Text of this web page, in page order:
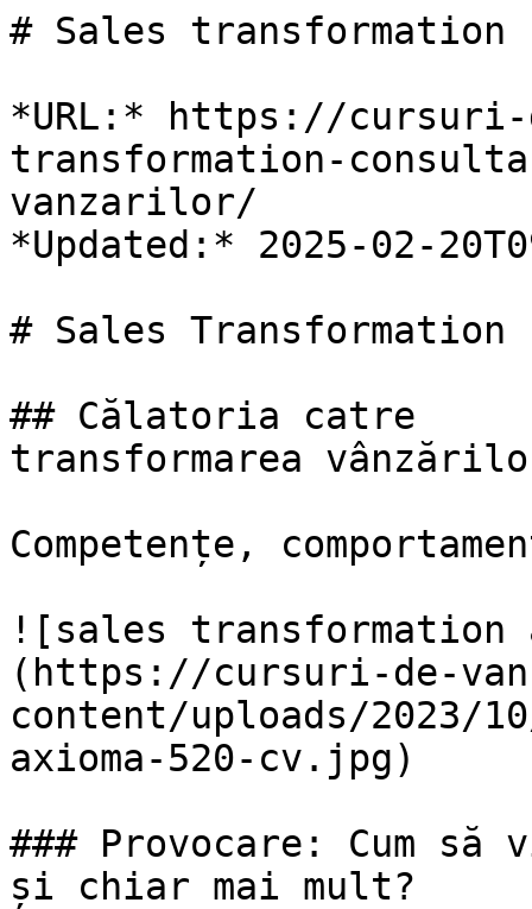
# Sales transformation
*URL:* https://
transformation-
vanzarilor/
*Updated:* 2025-02-
# Sales Transformation
## Călatoria catre
transformarea
Competențe,
![sales transformation
(https://cursuri-de-
content/uploads/2023/
axioma-520-cv.jpg)
### Provocare: Cum
și chiar mai mult?